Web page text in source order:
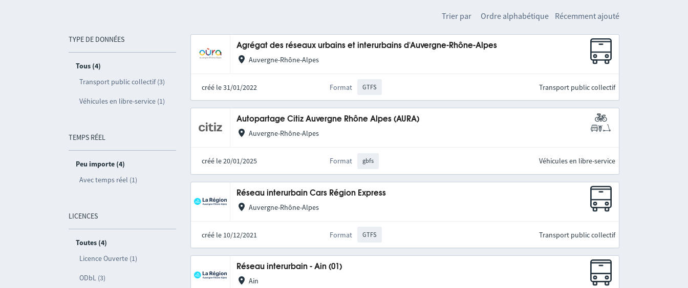
TYPE DE DONNÉES
Tous (4)
Transport public collectif (3)
Véhicules en libre-service (1)
TEMPS RÉEL
Peu importe (4)
Avec temps réel (1)
LICENCES
Toutes (4)
Licence Ouverte (1)
ODbL (3)
Trier par Ordre alphabétique Récemment ajouté
Agrégat des réseaux urbains et interurbains d'Auvergne-Rhône-Alpes
Auvergne-Rhône-Alpes
créé le 31/01/2022 Format GTFS Transport public collectif
Autopartage Citiz Auvergne Rhône Alpes (AURA)
Auvergne-Rhône-Alpes
créé le 20/01/2025 Format gbfs Véhicules en libre-service
Réseau interurbain Cars Région Express
Auvergne-Rhône-Alpes
créé le 10/12/2021 Format GTFS Transport public collectif
Réseau interurbain - Ain (01)
Ain